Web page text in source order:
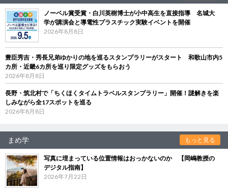
ノーベル賞受賞・白川英樹博士が小中高生を直接指導 名城大
学が講演会と導電性プラスチック実験イベントを開催
2026年8月8日
豊臣秀吉・秀長兄弟ゆかりの地を巡るスタンプラリーがスタート 和歌山市内5
カ所・近畿6カ所を巡り限定グッズをもらおう
2026年8月8日
長野・筑北村で「ちくほくタイムトラベルスタンプラリー」開催！謎解きを楽
しみながら全17スポットを巡る
2026年8月8日
まめ学 もっと見る
写真に埋まっている位置情報はおっかないのか 【岡嶋教授の
デジタル指南】
2026年7月22日